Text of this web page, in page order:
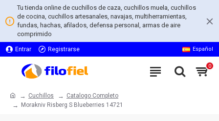
Tu tienda online de cuchillos de caza, cuchillos muela, cuchillos
de cocina, cuchillos artesanales, navajas, multiherramientas,
fundas, hachas, afilados, defensa personal, armas de aire
comprimido
Entrar Registrarse Español
0
Cuchillos
Catalogo Completo
Morakniv Risberg S Blueberries 14721